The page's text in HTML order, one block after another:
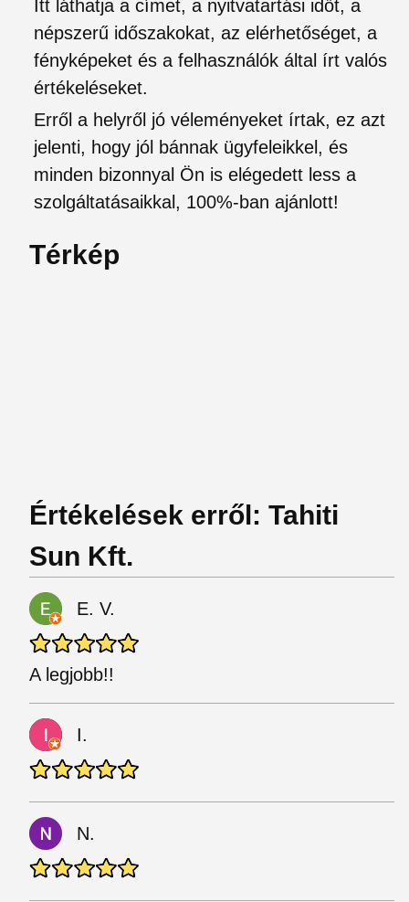
Itt láthatja a címet, a nyitvatartási időt, a
népszerű időszakokat, az elérhetőséget, a
fényképeket és a felhasználók által írt valós
értékeléseket.
Erről a helyről jó véleményeket írtak, ez azt
jelenti, hogy jól bánnak ügyfeleikkel, és
minden bizonnyal Ön is elégedett less a
szolgáltatásaikkal, 100%-ban ajánlott!
Térkép
Értékelések erről: Tahiti
Sun Kft.
E. V.
A legjobb!!
I.
N.